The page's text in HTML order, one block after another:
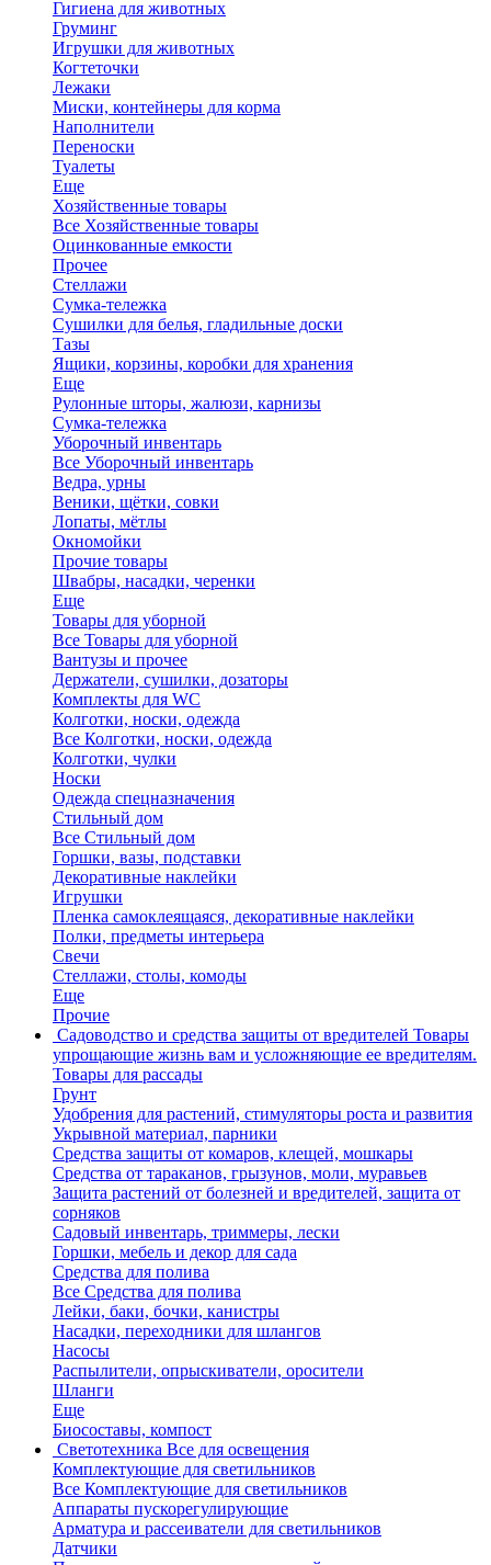
Гигиена для животных
Груминг
Игрушки для животных
Когтеточки
Лежаки
Миски, контейнеры для корма
Наполнители
Переноски
Туалеты
Еще
Хозяйственные товары
Все Хозяйственные товары
Оцинкованные емкости
Прочее
Стеллажи
Сумка-тележка
Сушилки для белья, гладильные доски
Тазы
Ящики, корзины, коробки для хранения
Еще
Рулонные шторы, жалюзи, карнизы
Сумка-тележка
Уборочный инвентарь
Все Уборочный инвентарь
Ведра, урны
Веники, щётки, совки
Лопаты, мётлы
Окномойки
Прочие товары
Швабры, насадки, черенки
Еще
Товары для уборной
Все Товары для уборной
Вантузы и прочее
Держатели, сушилки, дозаторы
Комплекты для WC
Колготки, носки, одежда
Все Колготки, носки, одежда
Колготки, чулки
Носки
Одежда спецназначения
Стильный дом
Все Стильный дом
Горшки, вазы, подставки
Декоративные наклейки
Игрушки
Пленка самоклеящаяся, декоративные наклейки
Полки, предметы интерьера
Свечи
Стеллажи, столы, комоды
Еще
Прочие
Садоводство и средства защиты от вредителей Товары
упрощающие жизнь вам и усложняющие ее вредителям.
Товары для рассады
Грунт
Удобрения для растений, стимуляторы роста и развития
Укрывной материал, парники
Средства защиты от комаров, клещей, мошкары
Средства от тараканов, грызунов, моли, муравьев
Защита растений от болезней и вредителей, защита от
сорняков
Садовый инвентарь, триммеры, лески
Горшки, мебель и декор для сада
Средства для полива
Все Средства для полива
Лейки, баки, бочки, канистры
Насадки, переходники для шлангов
Насосы
Распылители, опрыскиватели, оросители
Шланги
Еще
Биосоставы, компост
Светотехника Все для освещения
Комплектующие для светильников
Все Комплектующие для светильников
Аппараты пускорегулирующие
Арматура и рассеиватели для светильников
Датчики